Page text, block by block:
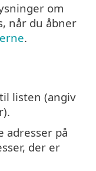
om
når du åbner
.
listen (angiv
adresser på
der er